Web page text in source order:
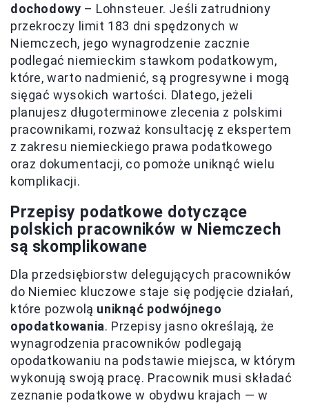
dochodowy – Lohnsteuer. Jeśli zatrudniony
przekroczy limit 183 dni spędzonych w
Niemczech, jego wynagrodzenie zacznie
podlegać niemieckim stawkom podatkowym,
które, warto nadmienić, są progresywne i mogą
sięgać wysokich wartości. Dlatego, jeżeli
planujesz długoterminowe zlecenia z polskimi
pracownikami, rozważ konsultację z ekspertem
z zakresu niemieckiego prawa podatkowego
oraz dokumentacji, co pomoże uniknąć wielu
komplikacji.
Przepisy podatkowe dotyczące
polskich pracowników w Niemczech
są skomplikowane
Dla przedsiębiorstw delegujących pracowników
do Niemiec kluczowe staje się podjęcie działań,
które pozwolą uniknąć podwójnego
opodatkowania. Przepisy jasno określają, że
wynagrodzenia pracowników podlegają
opodatkowaniu na podstawie miejsca, w którym
wykonują swoją pracę. Pracownik musi składać
zeznanie podatkowe w obydwu krajach — w